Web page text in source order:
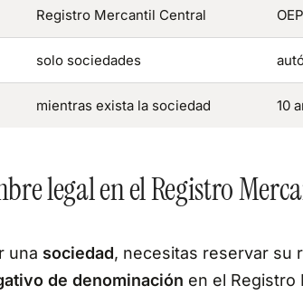
Registro Mercantil Central
solo sociedades
mientras exista la sociedad 10
legal en el Registro
una sociedad, necesitas reservar su
de denominación en el Registro